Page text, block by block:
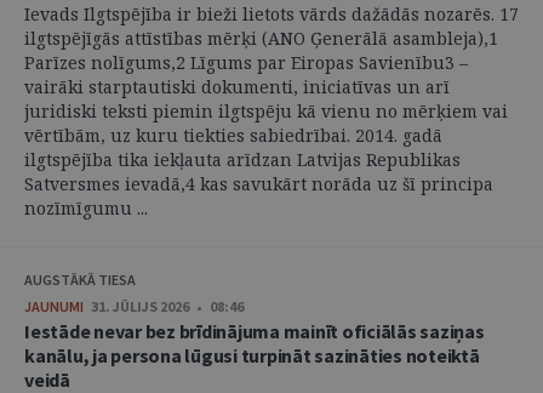
Ievads Ilgtspējība ir bieži lietots vārds dažādās nozarēs. 17
ilgtspējīgās attīstības mērķi (ANO Ģenerālā asambleja),1
Parīzes nolīgums,2 Līgums par Eiropas Savienību3 –
vairāki starptautiski dokumenti, iniciatīvas un arī
juridiski teksti piemin ilgtspēju kā vienu no mērķiem vai
vērtībām, uz kuru tiekties sabiedrībai. 2014. gadā
ilgtspējība tika iekļauta arīdzan Latvijas Republikas
Satversmes ievadā,4 kas savukārt norāda uz šī principa
nozīmīgumu ...
AUGSTĀKĀ TIESA
JAUNUMI 31. JŪLIJS 2026 • 08:46
Iestāde nevar bez brīdinājuma mainīt oficiālās saziņas
kanālu, ja persona lūgusi turpināt sazināties noteiktā
veidā